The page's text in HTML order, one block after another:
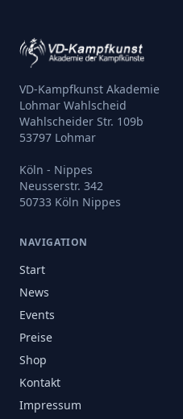
VD-Kampfkunst Akademie
Lohmar Wahlscheid
Wahlscheider Str. 109b
53797 Lohmar
Köln - Nippes
Neusserstr. 342
50733 Köln Nippes
NAVIGATION
Start
News
Events
Preise
Shop
Kontakt
Impressum